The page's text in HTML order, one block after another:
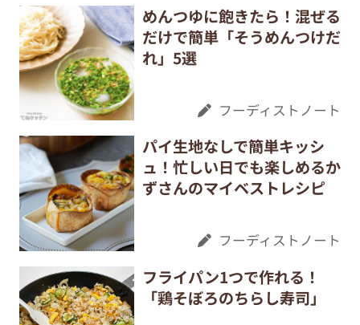
めんつゆに飽きたら！混ぜる
だけで簡単「そうめんつけだ
れ」5選
フーディストノート
パイ生地なしで簡単キッシ
ュ！忙しい日でも楽しめるか
ずさんのマイベストレシピ
フーディストノート
フライパン1つで作れる！
「鶏そぼろのちらし寿司」